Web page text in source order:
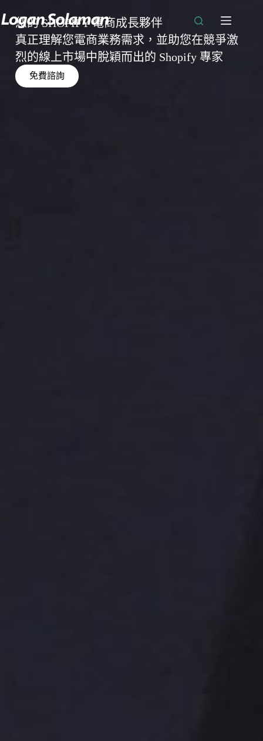
您的 SHOPIFY 電商成長夥伴
真正理解您電商業務需求，並助您在競爭激
烈的線上市場中脫穎而出的 Shopify 專家
免費諮詢